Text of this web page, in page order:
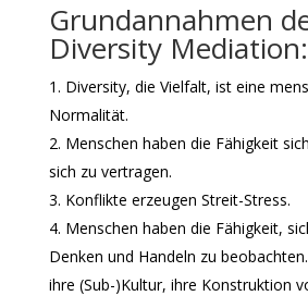
Grundannahmen
Diversity Mediation:
Diversity, die Vielfalt, ist eine
Normalität.
Menschen haben die Fähigkeit
sich zu vertragen.
Konflikte erzeugen Streit-Stress.
Menschen haben die Fähigkeit,
Denken und Handeln zu
ihre (Sub-)Kultur, ihre Konstruktion